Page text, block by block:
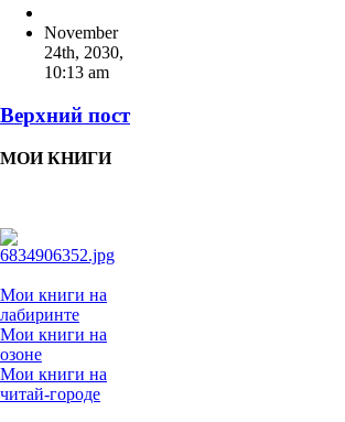
November
24th, 2030,
10:13 am
Верхний пост
МОИ КНИГИ
Мои книги на
лабиринте
Мои книги на
озоне
Мои книги на
читай-городе